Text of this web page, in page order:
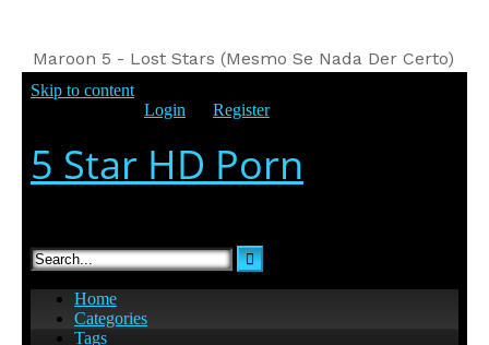
Maroon 5 - Lost Stars (Mesmo Se Nada Der Certo)